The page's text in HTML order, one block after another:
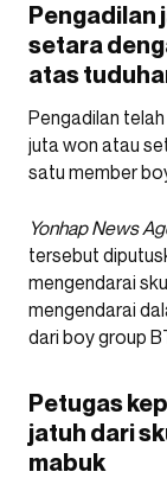
Pengadilan
setara
atas
Pengadilan
juta won atau
satu member
Yonhap News
tersebut
mengendarai
mengendarai
dari boy group
Petugas
jatuh dari
mabuk